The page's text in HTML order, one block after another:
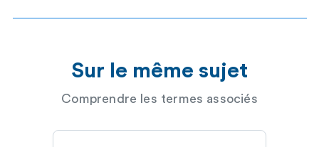
Sur le même sujet
Comprendre les termes associés